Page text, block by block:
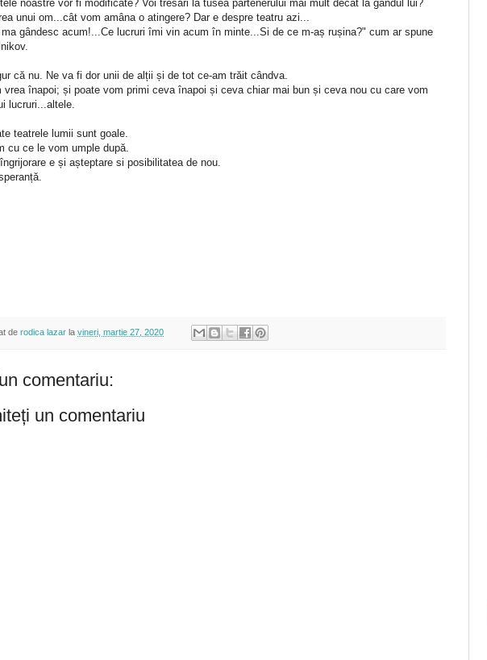
noastre vor fi modificate? Voi tresări la tusea partenerului mai mult decât la gândul lui?
unui om...cât vom amâna o atingere? Dar e despre teatru azi...
gândesc acum!...Ce lucruri îmi vin acum în minte...Si de ce m-aș rușina?" cum ar spune
că nu. Ne va fi dor unii de alții și de tot ce-am trăit cândva.
vrea înapoi; și poate vom primi ceva înapoi și ceva chiar mai bun și ceva nou cu care vom
lucruri...altele.
teatrele lumii sunt goale.
cu ce le vom umple după.
e și așteptare si posibilitatea de nou.
de rodica lazar la vineri, martie 27, 2020
comentariu:
un comentariu